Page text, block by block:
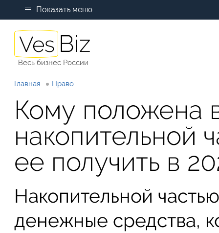
Показать меню
Весь бизнес России
Главная Право
Кому положена
накопительной
ее получить в
Накопительной
денежные средства,